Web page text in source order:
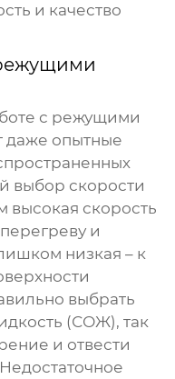
и качество
с режущими
даже опытные
выбор скорости
скорость
и
низкая – к
выбрать
(СОЖ), так
и отвести